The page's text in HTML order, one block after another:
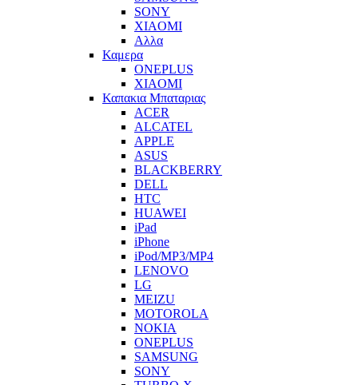
SONY
XIAOMI
Αλλα
Καμερα
ONEPLUS
XIAOMI
Καπακια Μπαταριας
ACER
ALCATEL
APPLE
ASUS
BLACKBERRY
DELL
HTC
HUAWEI
iPad
iPhone
iPod/MP3/MP4
LENOVO
LG
MEIZU
MOTOROLA
NOKIA
ONEPLUS
SAMSUNG
SONY